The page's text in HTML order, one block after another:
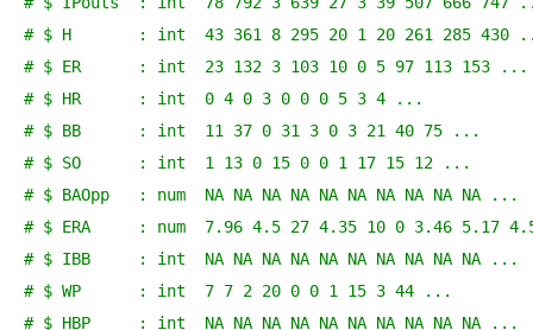
# $ H       : int  43 361 8 295 20 1 20 261 285 430
# $ ER      : int  23 132 3 103 10 0 5 97 113 153 ...
# $ HR      : int  0 4 0 3 0 0 0 5 3 4 ...
# $ BB      : int  11 37 0 31 3 0 3 21 40 75 ...
# $ SO      : int  1 13 0 15 0 0 1 17 15 12 ...
# $ BAOpp   : num  NA NA NA NA NA NA NA NA NA NA ...
# $ ERA     : num  7.96 4.5 27 4.35 10 0 3.46 5.17
# $ IBB     : int  NA NA NA NA NA NA NA NA NA NA ...
# $ WP      : int  7 7 2 20 0 0 1 15 3 44 ...
# $ HBP     : int  NA NA NA NA NA NA NA NA NA NA ...